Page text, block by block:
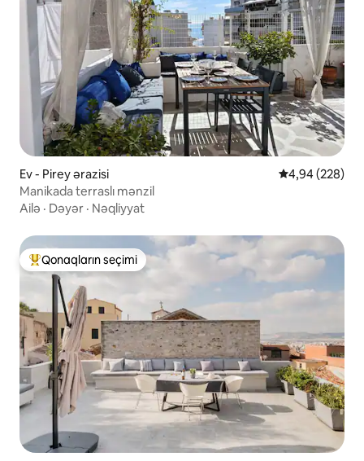
Ev - Pirey ərazisi Ortalama
4,94 (228)
Manikada terraslı mənzil
Ailə · Dəyər · Nəqliyyat
Populyar "Qonaqların seçimi"
Qonaqların seçimi